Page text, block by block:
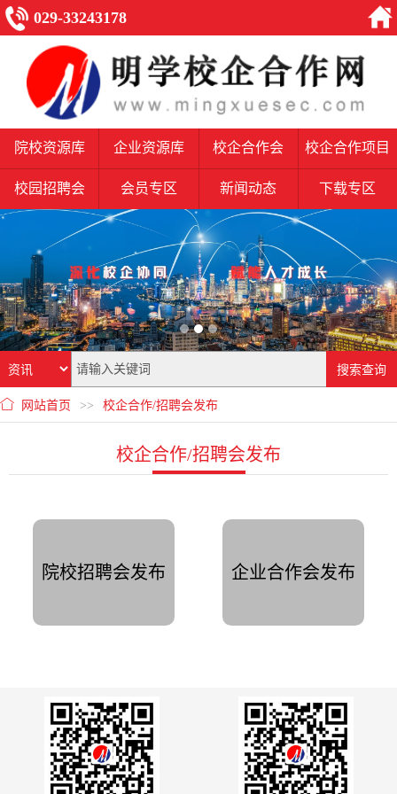
029-33243178
院校资源库 企业资源库 校企合作会 校企合作项目
校园招聘会 会员专区 新闻动态 下载专区
网站首页 >> 校企合作/招聘会发布
校企合作/招聘会发布
院校招聘会发布 企业合作会发布